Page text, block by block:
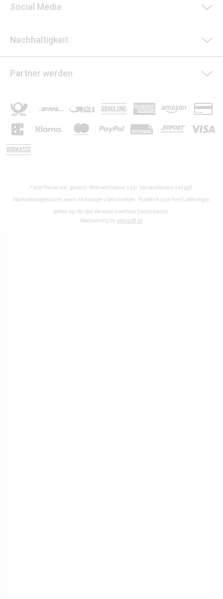
Social Media
Nachhaltigkeit
Partner werden
* Alle Preise inkl. gesetzl. Mehrwertsteuer zzgl. Versandkosten und ggf.
Nachnahmegebühren, wenn nicht anders beschrieben. Pünktlich zum Fest Lieferungen
gelten nur für den Versand innerhalb Deutschlands.
Realisierung by sewisoft.de